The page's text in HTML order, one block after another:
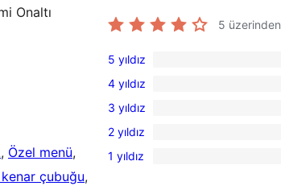
Onaltı
, Özel menü
çubuğu
5 üzerinden
49
5
yıldızlı
inceleme
5 yıldız
16
4
yıldızlı
inceleme
4 yıldız
6
3
yıldızlı
3 yıldız
3
2
2 yıldız
9
1 yıldız